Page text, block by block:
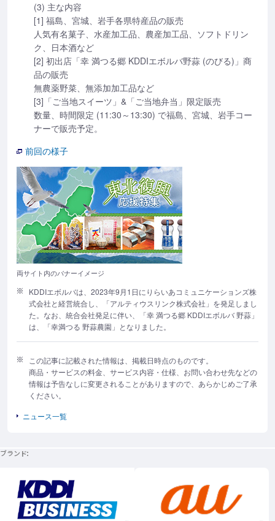
(3) 主な内容
[1] 福島、宮城、岩手各県特産品の販売
人気有名菓子、水産加工品、農産加工品、ソフトドリン
ク、日本酒など
[2] 初出店「幸 満つる郷 KDDIエボルバ野蒜 (のびる)」商
品の販売
無農薬野菜、無添加加工品など
[3]「ご当地スイーツ」&「ご当地弁当」限定販売
数量、時間限定 (11:30～13:30) で福島、宮城、岩手コー
ナーで販売予定。
前回の様子
両サイト内のバナーイメージ
KDDIエボルバは、2023年9月1日にりらいあコミュニケーションズ株
式会社と経営統合し、「アルティウスリンク株式会社」を発足しまし
た。なお、統合会社発足に伴い、「幸 満つる郷 KDDIエボルバ 野蒜」
は、「幸満つる 野蒜農園」となりました。
この記事に記載された情報は、掲載日時点のものです。
商品・サービスの料金、サービス内容・仕様、お問い合わせ先などの
情報は予告なしに変更されることがありますので、あらかじめご了承
ください。
ニュース一覧
ブランド
新規ウィンドウで開く 新規ウィンドウで